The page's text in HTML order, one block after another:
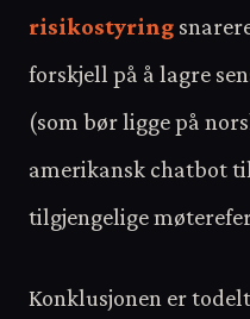
risikostyring
forskjell på å lagre
(som bør ligge på
amerikansk chatbot
tilgjengelige
Konklusjonen er